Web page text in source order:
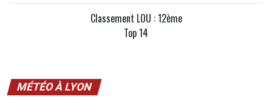
Classement LOU : 12ème
Top 14
MÉTÉO À LYON